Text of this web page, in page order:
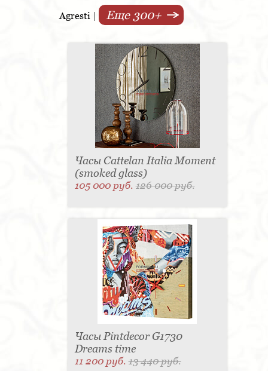
Agresti | Еще 300+
Часы Cattelan Italia Moment
(smoked glass)
105 000 руб.126 000 руб.
Часы Pintdecor G1730
Dreams time
11 200 руб.13 440 руб.